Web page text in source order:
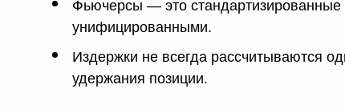
Фьючерсы — это стандартизированные
унифицированными.
Издержки не всегда рассчитываются
удержания позиции.